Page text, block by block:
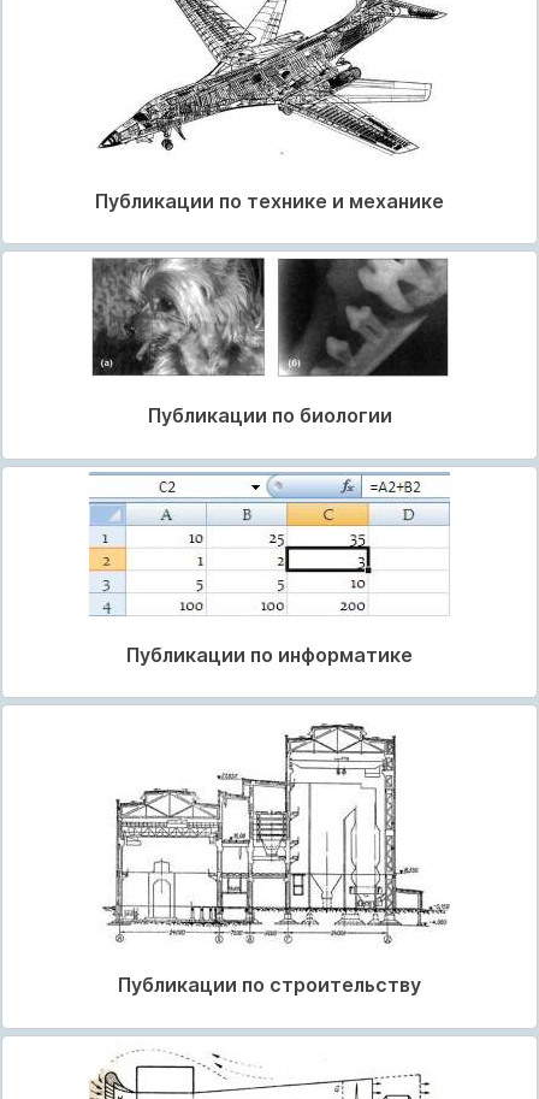
Публикации по технике и механике
Публикации по биологии
Публикации по информатике
Публикации по строительству